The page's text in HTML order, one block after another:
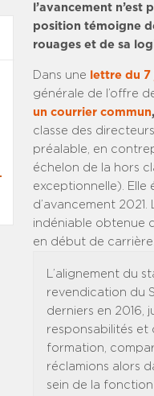
l’avancement n’est
position témoigne
rouages et de sa
Dans une lettre du 7
générale de l’offre
un courrier commun,
classe des
préalable, en
échelon de la hors
exceptionnelle).
d’avancement
indéniable obtenue
en début de carrière.
L’alignement du
revendication du
derniers en 2016,
responsabilités et
formation,
réclamions alors
sein de la